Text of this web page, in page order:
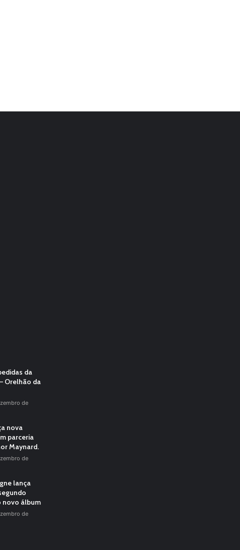
da
Orelhão da
de
nova
parceria
Maynard.
de
lança
novo álbum
de